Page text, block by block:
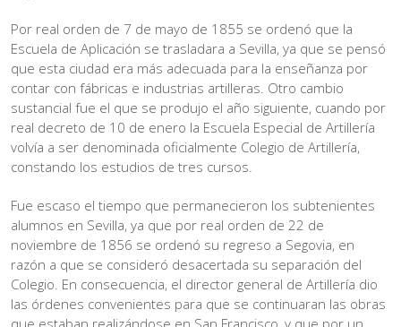
Por real orden de 7 de mayo de 1855 se ordenó que la
Escuela de Aplicación se trasladara a Sevilla, ya que se pensó
que esta ciudad era más adecuada para la enseñanza por
contar con fábricas e industrias artilleras. Otro cambio
sustancial fue el que se produjo el año siguiente, cuando por
real decreto de 10 de enero la Escuela Especial de Artillería
volvía a ser denominada oficialmente Colegio de Artillería,
constando los estudios de tres cursos.
Fue escaso el tiempo que permanecieron los subtenientes
alumnos en Sevilla, ya que por real orden de 22 de
noviembre de 1856 se ordenó su regreso a Segovia, en
razón a que se consideró desacertada su separación del
Colegio. En consecuencia, el director general de Artillería dio
las órdenes convenientes para que se continuaran las obras
que estaban realizándose en San Francisco, y que por un